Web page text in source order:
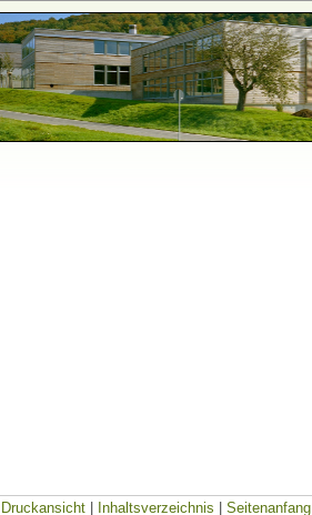
Druckansicht Inhaltsverzeichnis |Seitenanfang